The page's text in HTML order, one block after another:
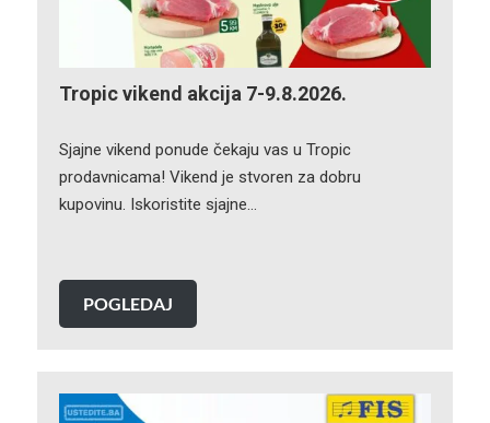
Tropic vikend akcija 7-9.8.2026.
Sjajne vikend ponude čekaju vas u Tropic
prodavnicama! Vikend je stvoren za dobru
kupovinu. Iskoristite sjajne…
POGLEDAJ